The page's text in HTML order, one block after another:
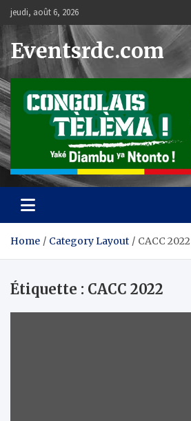
Skip
content
jeudi, août 6, 2026
Eventsrdc.com
Home Category Layout CACC 2022
Étiquette : CACC 2022